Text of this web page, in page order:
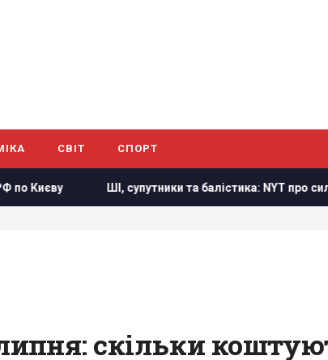
СВІТ СПОРТ
супутники та балістика: NYT про силу та слабкості
скільки